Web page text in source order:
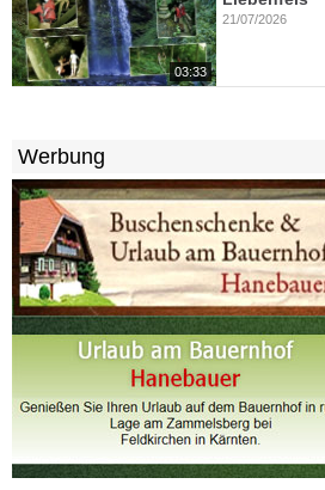
03:33
21/07/2026
Werbung